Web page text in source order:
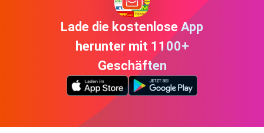
Lade die kostenlose App
herunter mit 1100+
Geschäften